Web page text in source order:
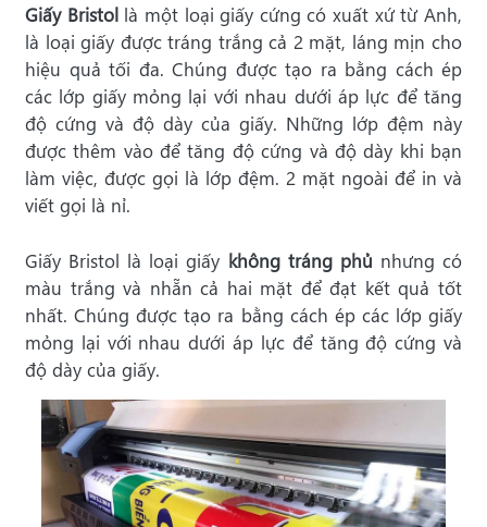
Giấy Bristollà một loại giấy cứng có xuất xứ từ Anh,
là loại giấy được tráng trắng cả 2 mặt, láng mịn cho
hiệu quả tối đa. Chúng được tạo ra bằng cách ép
các lớp giấy mỏng lại với nhau dưới áp lực để tăng
độ cứng và độ dày của giấy. Những lớp đệm này
được thêm vào để tăng độ cứng và độ dày khi bạn
làm việc, được gọi là lớp đệm. 2 mặt ngoài để in và
viết gọi là nỉ.
Giấy Bristol là loại giấy không tráng phủ nhưng có
màu trắng và nhẵn cả hai mặt để đạt kết quả tốt
nhất. Chúng được tạo ra bằng cách ép các lớp giấy
mỏng lại với nhau dưới áp lực để tăng độ cứng và
độ dày của giấy.